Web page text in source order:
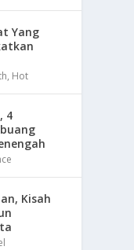
Yang
, Hot
4
Kisah